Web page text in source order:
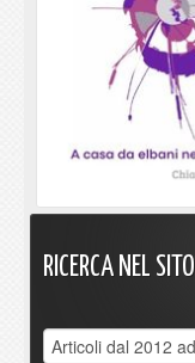
RICERCA NEL SITO